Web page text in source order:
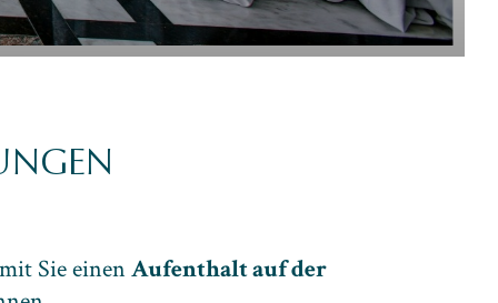
Sie einen Aufenthalt auf der